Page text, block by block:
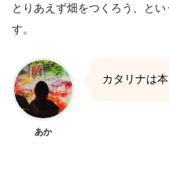
とりあえず畑をつくろう、と
す。
あか
カタリナは